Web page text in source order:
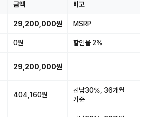
금액 비고
29,200,000원 MSRP
0원 할인율 2%
29,200,000원
404,160원
선납30%, 36개월
기준